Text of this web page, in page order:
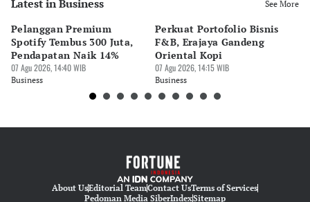
Latest in Business See More
Pelanggan Premium
Spotify Tembus 300 Juta,
Pendapatan Naik 14%
07 Agu 2026, 14:40 WIB
Business
Perkuat Portofolio Bisnis
F&B, Erajaya Gandeng
Oriental Kopi
07 Agu 2026, 14:15 WIB
Business
About UsEditorial TeamContact UsTerms of Services
Pedoman Media SiberIndexSitemap